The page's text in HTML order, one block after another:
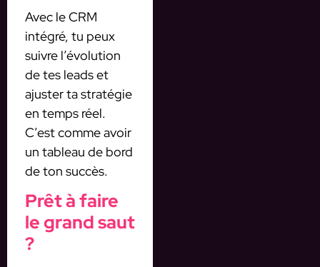
Avec le CRM
intégré, tu peux
suivre l’évolution
de tes leads et
ajuster ta stratégie
en temps réel.
C’est comme avoir
un tableau de bord
de ton succès.
Prêt à faire
le grand saut
?